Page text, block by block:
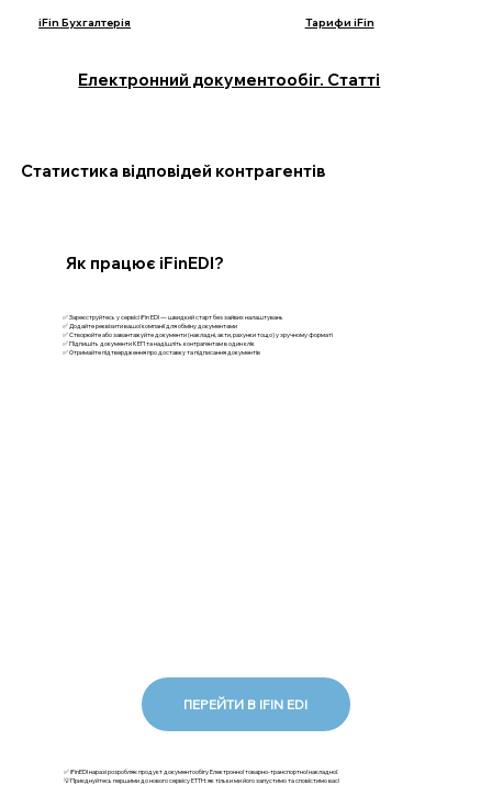
iFin Бухгалтерія Тарифи iFin
Електронний документообіг. Статті
Статистика відповідей контрагентів
✅ Зареєструйтесь у сервісі iFin EDI — швидкий старт без зайвих налаштувань
✅ Додайте реквізити вашої компанії для обміну документами
✅ Створюйте або завантажуйте документи (накладні, акти, рахунки тощо) у зручному форматі
✅ Підпишіть документи КЕП та надішліть контрагентам в один клік
✅ Отримайте підтвердження про доставку та підписання документів
Як працює iFinEDI?
ПЕРЕЙТИ В IFIN EDI
✅ iFinEDI наразі розробляє продукт документообігу Електронної товарно-транспортної накладної.
💡Приєднуйтесь першими до нового сервісу ЕТТН: як тільки ми його запустимо та сповістимо вас!